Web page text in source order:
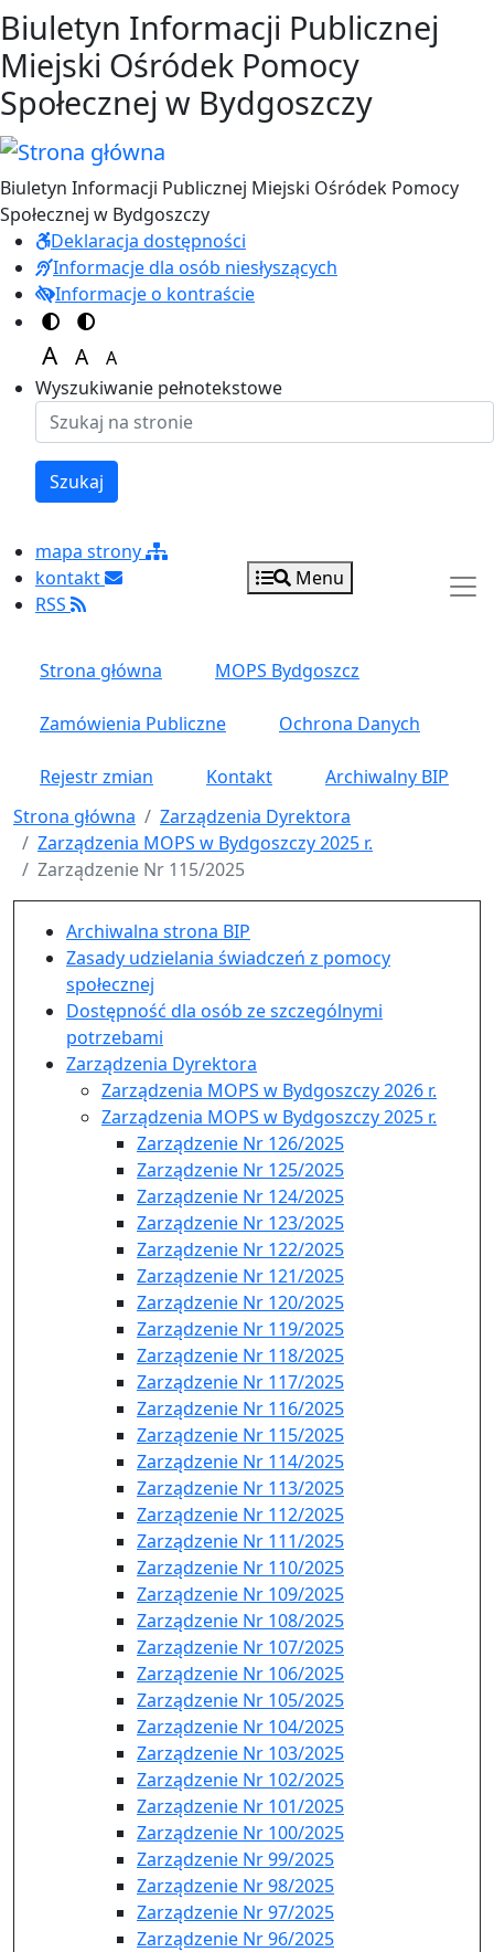
Przejdź do treści
Przejdź do menu
Biuletyn Informacji Publicznej
Miejski Ośródek Pomocy
Społecznej w Bydgoszczy
Biuletyn Informacji Publicznej Miejski Ośródek Pomocy
Społecznej w Bydgoszczy
Deklaracja dostępności
Informacje dla osób niesłyszących
Informacje o kontraście
Switch to color theme
Switch to high visibility theme
A
Set font size to 150%
A
Set font size to 125%
A
Set font size to 100%
Wyszukiwanie pełnotekstowe
Szukaj
mapa strony
kontakt
RSS
Menu
Strona główna MOPS Bydgoszcz
Zamówienia Publiczne Ochrona Danych
Rejestr zmian Kontakt
Archiwalny BIP
Strona główna
Zarządzenia Dyrektora
Zarządzenia MOPS w Bydgoszczy 2025 r.
Zarządzenie Nr 115/2025
Menu główne pionowe
Archiwalna strona BIP
Zasady udzielania świadczeń z pomocy
społecznej
Dostępność dla osób ze szczególnymi
potrzebami
Zarządzenia Dyrektora
Zarządzenia MOPS w Bydgoszczy 2026 r.
Zarządzenia MOPS w Bydgoszczy 2025 r.
Zarządzenie Nr 126/2025
Zarządzenie Nr 125/2025
Zarządzenie Nr 124/2025
Zarządzenie Nr 123/2025
Zarządzenie Nr 122/2025
Zarządzenie Nr 121/2025
Zarządzenie Nr 120/2025
Zarządzenie Nr 119/2025
Zarządzenie Nr 118/2025
Zarządzenie Nr 117/2025
Zarządzenie Nr 116/2025
Zarządzenie Nr 115/2025
Zarządzenie Nr 114/2025
Zarządzenie Nr 113/2025
Zarządzenie Nr 112/2025
Zarządzenie Nr 111/2025
Zarządzenie Nr 110/2025
Zarządzenie Nr 109/2025
Zarządzenie Nr 108/2025
Zarządzenie Nr 107/2025
Zarządzenie Nr 106/2025
Zarządzenie Nr 105/2025
Zarządzenie Nr 104/2025
Zarządzenie Nr 103/2025
Zarządzenie Nr 102/2025
Zarządzenie Nr 101/2025
Zarządzenie Nr 100/2025
Zarządzenie Nr 99/2025
Zarządzenie Nr 98/2025
Zarządzenie Nr 97/2025
Zarządzenie Nr 96/2025